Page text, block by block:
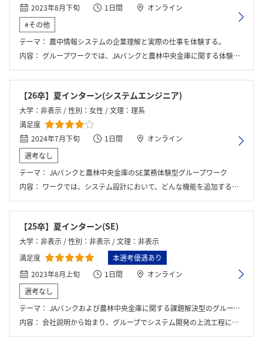
2023年8月下旬
1日間
オンライン
#その他
テーマ： 農中情報システムの企業理解と実際の仕事を体験する。
内容： グループワークでは、JAバンクと農林中央金庫に関する体験ワークを行った。内容としては、納期と資金を提示されたうえで導入するシステムを吟味するものであった。
【26卒】夏インターン(システムエンジニア)
大学：非表示 / 性別：女性 / 文理：理系
満足度
2024年7月下旬
1日間
オンライン
選考なし
テーマ： JAバンクと農林中央金庫のSE業務体験型グループワーク
内容： ワークでは、システム設計において、どんな機能を追加するかを検討するワークを、JAバンク編と農林中央金庫編で2回行った。また、最後の座談会では、社員さんにざっくばらんに質問をすることができた。
【25卒】夏インターン(SE)
大学：非表示 / 性別：非表示 / 文理：非表示
満足度
本選考優遇あり
2023年8月上旬
1日間
オンライン
選考なし
テーマ： JAバンクおよび農林中央金庫に関する課題解決型のグループワーク
内容： 会社説明から始まり、グループでシステム開発の上流工程に当たる業務を体験し、最後に座談会が行われました。